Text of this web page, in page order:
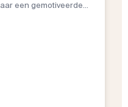
een gemotiveerde